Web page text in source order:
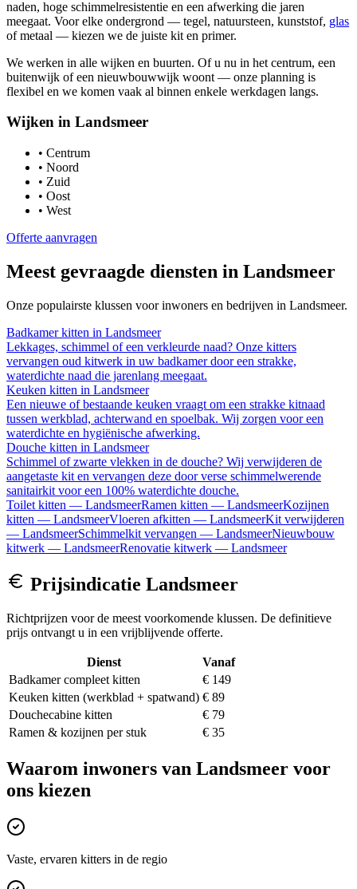
naden, hoge schimmelresistentie en een afwerking die jaren
meegaat. Voor elke ondergrond — tegel, natuursteen, kunststof, glas
of metaal — kiezen we de juiste kit en primer.
We werken in alle wijken en buurten. Of u nu in het centrum, een
buitenwijk of een nieuwbouwwijk woont — onze planning is
flexibel en we komen vaak al binnen enkele werkdagen langs.
Wijken in Landsmeer
• Centrum
• Noord
• Zuid
• Oost
• West
Offerte aanvragen
Meest gevraagde diensten in Landsmeer
Onze populairste klussen voor inwoners en bedrijven in Landsmeer.
Badkamer kitten in Landsmeer
Lekkages, schimmel of een verkleurde naad? Onze kitters
vervangen oud kitwerk in uw badkamer door een strakke,
waterdichte naad die jarenlang meegaat.
Keuken kitten in Landsmeer
Een nieuwe of bestaande keuken vraagt om een strakke kitnaad
tussen werkblad, achterwand en spoelbak. Wij zorgen voor een
waterdichte en hygiënische afwerking.
Douche kitten in Landsmeer
Schimmel of zwarte vlekken in de douche? Wij verwijderen de
aangetaste kit en vervangen deze door verse schimmelwerende
sanitairkit voor een 100% waterdichte douche.
Toilet kitten — LandsmeerRamen kitten — LandsmeerKozijnen
kitten — LandsmeerVloeren afkitten — LandsmeerKit verwijderen
— LandsmeerSchimmelkit vervangen — LandsmeerNieuwbouw
kitwerk — LandsmeerRenovatie kitwerk — Landsmeer
Prijsindicatie Landsmeer
Richtprijzen voor de meest voorkomende klussen. De definitieve
prijs ontvangt u in een vrijblijvende offerte.
Dienst
Vanaf
Badkamer compleet kitten
€ 149
Keuken kitten (werkblad + spatwand) € 89
Douchecabine kitten
€ 79
Ramen & kozijnen per stuk
€ 35
Waarom inwoners van Landsmeer voor
ons kiezen
Vaste, ervaren kitters in de regio